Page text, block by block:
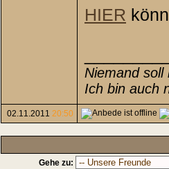
HIER
Niemand soll
Ich bin auch
02.11.2011 20:50
Gehe zu: